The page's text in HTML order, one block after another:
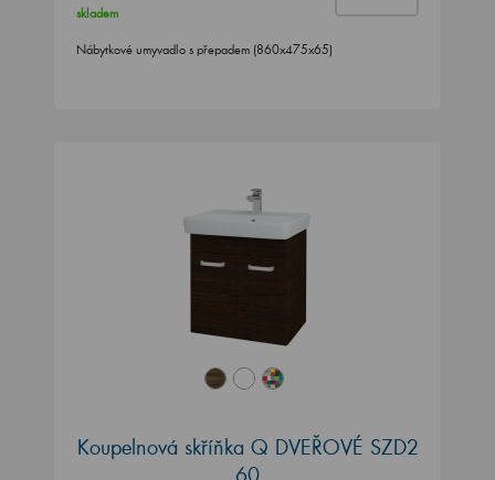
skladem
Nábytkové umyvadlo s přepadem (860x475x65)
Koupelnová skříňka Q DVEŘOVÉ SZD2
60